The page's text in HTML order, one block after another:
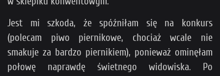
Jest mi szkoda, że spóźniłam się na konkurs
(polecam piwo piernikowe, chociaż wcale nie
smakuje za bardzo piernikiem), ponieważ ominęłam
połowę naprawdę świetnego widowiska. Po